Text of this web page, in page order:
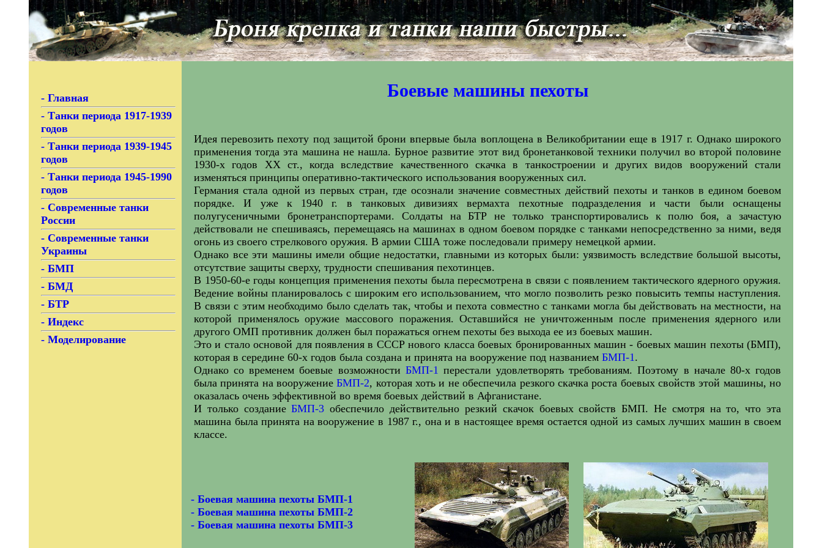
- Главная
- Танки периода 1917-1939
годов
- Танки периода 1939-1945
годов
- Танки периода 1945-1990
годов
- Современные танки
России
- Современные танки
Украины
- БМП
- БМД
- БТР
- Индекс
- Моделирование
Боевые машины пехоты
Идея перевозить пехоту под защитой брони впервые была воплощена в Великобритании еще в 1917 г. Однако широкого
применения тогда эта машина не нашла. Бурное развитие этот вид бронетанковой техники получил во второй половине
1930-х годов XX ст., когда вследствие качественного скачка в танкостроении и других видов вооружений стали
изменяться принципы оперативно-тактического использования вооруженных сил.
Германия стала одной из первых стран, где осознали значение совместных действий пехоты и танков в едином боевом
порядке. И уже к 1940 г. в танковых дивизиях вермахта пехотные подразделения и части были оснащены
полугусеничными бронетранспортерами. Солдаты на БТР не только транспортировались к полю боя, а зачастую
действовали не спешиваясь, перемещаясь на машинах в одном боевом порядке с танками непосредственно за ними, ведя
огонь из своего стрелкового оружия. В армии США тоже последовали примеру немецкой армии.
Однако все эти машины имели общие недостатки, главными из которых были: уязвимость вследствие большой высоты,
отсутствие защиты сверху, трудности спешивания пехотинцев.
В 1950-60-е годы концепция применения пехоты была пересмотрена в связи с появлением тактического ядерного оружия.
Ведение войны планировалось с широким его использованием, что могло позволить резко повысить темпы наступления.
В связи с этим необходимо было сделать так, чтобы и пехота совместно с танками могла бы действовать на местности, на
которой применялось оружие массового поражения. Оставшийся не уничтоженным после применения ядерного или
другого ОМП противник должен был поражаться огнем пехоты без выхода ее из боевых машин.
Это и стало основой для появления в СССР нового класса боевых бронированных машин - боевых машин пехоты (БМП),
которая в середине 60-х годов была создана и принята на вооружение под названием БМП-1 .
Однако со временем боевые возможности БМП-1 перестали удовлетворять требованиям. Поэтому в начале 80-х годов
была принята на вооружениеБМП-2, которая хоть и не обеспечила резкого скачка роста боевых свойств этой машины, но
оказалась очень эффективной во время боевых действий в Афганистане.
И только созданиеБМП-3 обеспечило действительно резкий скачок боевых свойств БМП. Не смотря на то, что эта
машина была принята на вооружение в 1987 г., она и в настоящее время остается одной из самых лучших машин в своем
классе.
- Боевая машина пехоты БМП-1
- Боевая машина пехоты БМП-2
- Боевая машина пехоты БМП-3